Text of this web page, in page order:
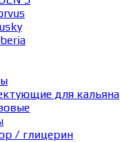
для кальяна
/ глицерин